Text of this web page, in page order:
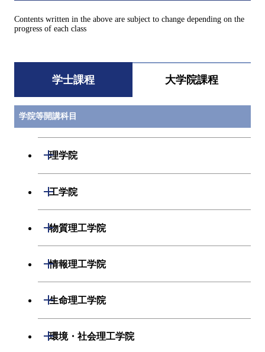
Contents written in the above are subject to change depending on the
progress of each class
学士課程 大学院課程
学院等開講科目
理学院
開閉
化学系
初年次専門科目
創造プロセス科目
工学院
開閉
機械系
電気電子系
経営工学系
物質理工学院
開閉
材料系
初年次専門科目
情報理工学院
開閉
数理・計算科学系
生命理工学院
開閉
生命理工学系
環境・社会理工学院
開閉